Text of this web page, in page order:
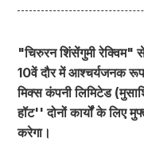
"चिरुरन शिंसेंगुमी
10वें दौर में आश्चर्यजनक
मिक्स कंपनी लिमिटेड
हॉट'' दोनों कार्यों के लिए
करेगा।